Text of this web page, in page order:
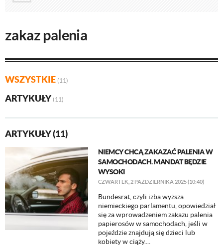
zakaz palenia
WSZYSTKIE (11)
ARTYKUŁY (11)
ARTYKUŁY (11)
NIEMCY CHCĄ ZAKAZAĆ PALENIA W
SAMOCHODACH. MANDAT BĘDZIE
WYSOKI
CZWARTEK, 2 PAŹDZIERNIKA 2025 (10:40)
Bundesrat, czyli izba wyższa
niemieckiego parlamentu, opowiedział
się za wprowadzeniem zakazu palenia
papierosów w samochodach, jeśli w
pojeździe znajdują się dzieci lub
kobiety w ciąży....